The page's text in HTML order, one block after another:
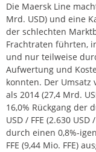
Die Maersk Line
Mrd. USD) und eine
der schlechten
Frachtraten führten,
und nur teilweise
Aufwertung und
konnten. Der Umsatz
als 2014 (27,4 Mrd.
16,0% Rückgang der
USD / FFE (2.630
durch einen 0,8%-
FFE (9,44 Mio. FFE)